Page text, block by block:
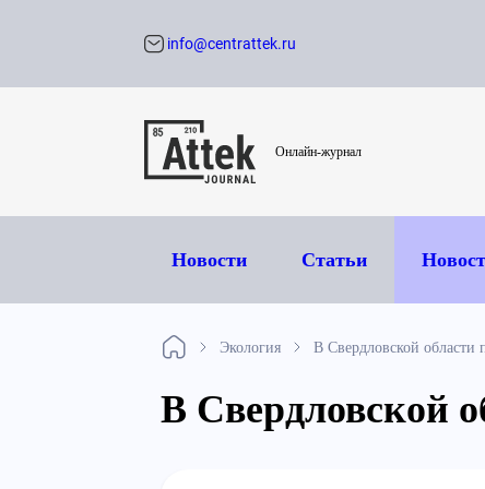
info@centrattek.ru
Онлайн-журнал
Новости Статьи
Экология В Свердловской области
В Свердловской